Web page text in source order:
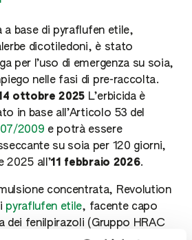
a base di pyraflufen etile,
dicotiledoni, è stato
per l’uso di emergenza su soia,
nelle fasi di pre-raccolta.
ottobre 2025 L’erbicida è
in base all’Articolo 53 del
2009 e potrà essere
su soia per 120 giorni,
2025 all’11 febbraio 2026.
concentrata, Revolution
pyraflufen etile, facente capo
dei fenilpirazoli (Gruppo HRAC